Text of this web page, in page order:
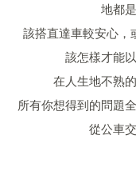
地都
該搭直達車較安心，
該怎樣才能
在人生地不熟
所有你想得到的問題
從公車